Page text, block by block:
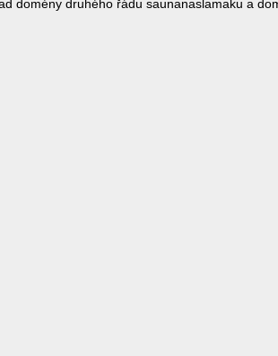
domény druhého řádu saunanaslamaku a